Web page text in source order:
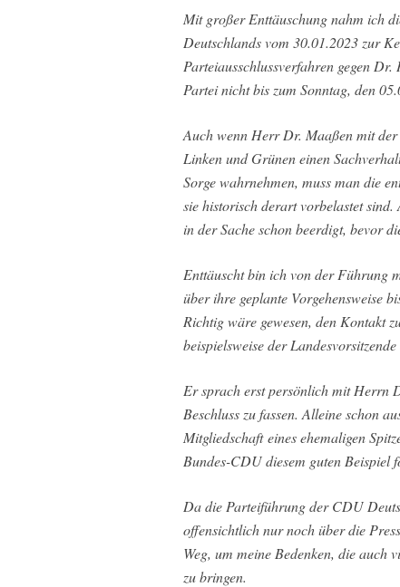
Mit großer Enttäuschung nahm ich
Deutschlands vom 30.01.2023 zur
Parteiausschlussverfahren gegen
Partei nicht bis zum Sonntag, den
Auch wenn Herr Dr. Maaßen mit
Linken und Grünen einen
Sorge wahrnehmen, muss man die
sie historisch derart vorbelastet
in der Sache schon beerdigt, bevor
Enttäuscht bin ich von der Führung
über ihre geplante Vorgehensweise
Richtig wäre gewesen, den Kontakt
beispielsweise der
Er sprach erst persönlich mit Herrn
Beschluss zu fassen. Alleine schon
Mitgliedschaft eines ehemaligen
Bundes-CDU diesem guten Beispiel
Da die Parteiführung der CDU
offensichtlich nur noch über die
Weg, um meine Bedenken, die auch
zu bringen.